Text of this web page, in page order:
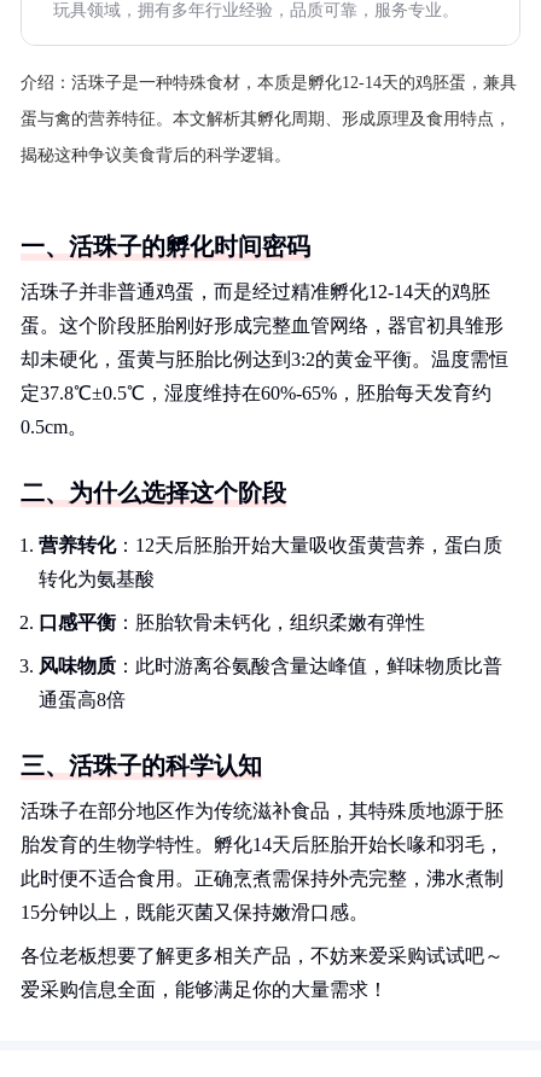
玩具领域，拥有多年行业经验，品质可靠，服务专业。
介绍： 活珠子是一种特殊食材，本质是孵化12-14天的鸡胚蛋，兼具
蛋与禽的营养特征。本文解析其孵化周期、形成原理及食用特点，
揭秘这种争议美食背后的科学逻辑。
一、活珠子的孵化时间密码
活珠子并非普通鸡蛋，而是经过精准孵化12-14天的鸡胚
蛋。这个阶段胚胎刚好形成完整血管网络，器官初具雏形
却未硬化，蛋黄与胚胎比例达到3:2的黄金平衡。温度需恒
定37.8℃±0.5℃，湿度维持在60%-65%，胚胎每天发育约
0.5cm。
二、为什么选择这个阶段
营养转化：12天后胚胎开始大量吸收蛋黄营养，蛋白质
转化为氨基酸
口感平衡 ：胚胎软骨未钙化，组织柔嫩有弹性
风味物质 ：此时游离谷氨酸含量达峰值，鲜味物质比普
通蛋高8倍
三、活珠子的科学认知
活珠子在部分地区作为传统滋补食品，其特殊质地源于胚
胎发育的生物学特性。孵化14天后胚胎开始长喙和羽毛，
此时便不适合食用。正确烹煮需保持外壳完整，沸水煮制
15分钟以上，既能灭菌又保持嫩滑口感。
各位老板想要了解更多相关产品，不妨来爱采购试试吧～
爱采购信息全面，能够满足你的大量需求！